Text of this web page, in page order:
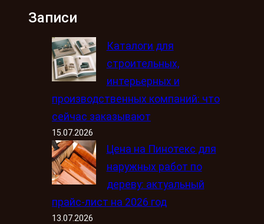
Записи
Каталоги для
строительных,
интерьерных и
производственных компаний: что
сейчас заказывают
15.07.2026
Цена на Пинотекс для
наружных работ по
дереву: актуальный
прайс-лист на 2026 год
13.07.2026